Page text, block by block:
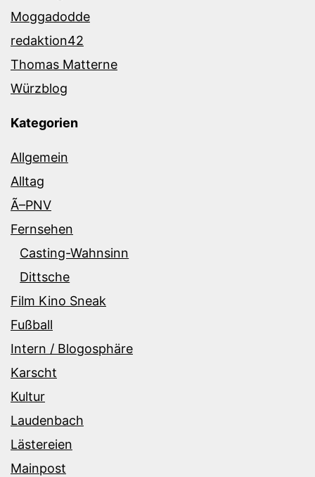
Moggadodde
redaktion42
Thomas Matterne
Würzblog
Kategorien
Allgemein
Alltag
Ã–PNV
Fernsehen
Casting-Wahnsinn
Dittsche
Film Kino Sneak
Fußball
Intern / Blogosphäre
Karscht
Kultur
Laudenbach
Lästereien
Mainpost